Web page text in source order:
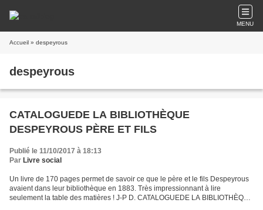
MENU
Accueil » despeyrous
despeyrous
CATALOGUEDE LA BIBLIOTHÈQUE
DESPEYROUS PÈRE ET FILS
Publié le 11/10/2017 à 18:13
Par Livre social
Un livre de 170 pages permet de savoir ce que le père et le fils Despeyrous
avaient dans leur bibliothèque en 1883. Très impressionnant à lire
seulement la table des matières ! J-P D. CATALOGUEDE LA BIBLIOTHÈQUE